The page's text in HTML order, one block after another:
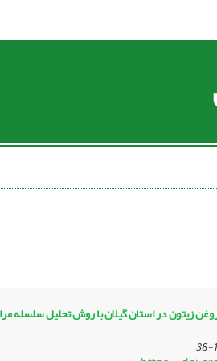
زیتون در استان گیلان با روش تحلیل سلسله